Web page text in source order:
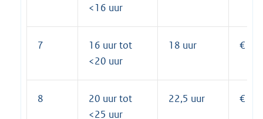
<16 uur
7
16 uur tot
<20 uur
18 uur €
8
20 uur tot
<25 uur
22,5 uur €